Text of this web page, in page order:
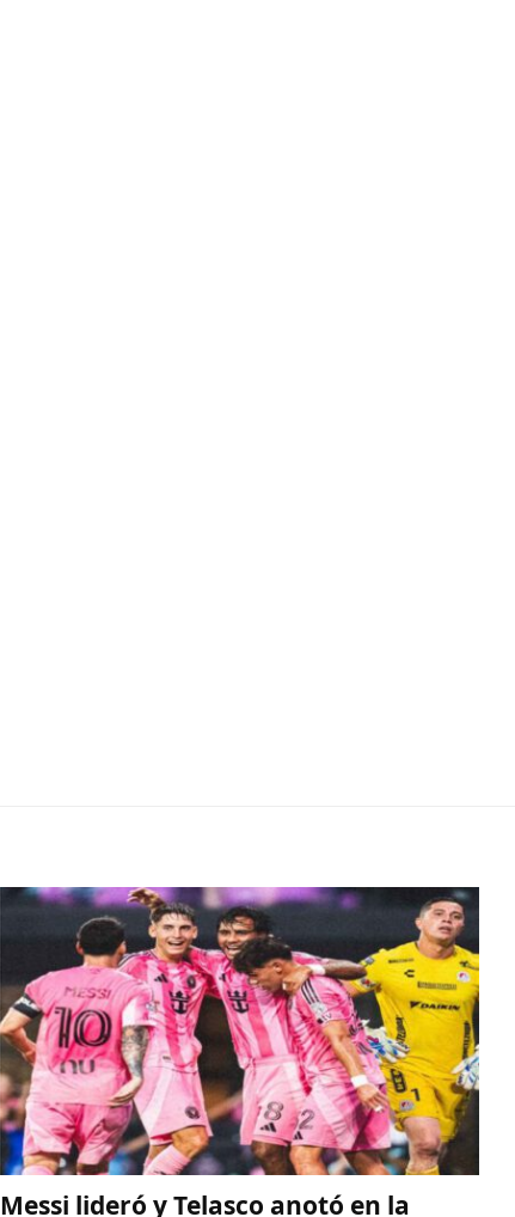
Messi lideró y Telasco anotó en la